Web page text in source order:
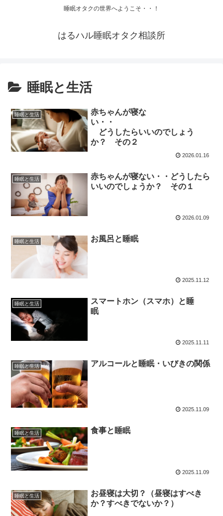
睡眠オタクの世界へようこそ・・！
はるハル睡眠オタク相談所
睡眠と生活
睡眠と生活
赤ちゃんが寝な
い・・
どうしたらいいのでしょう
か？ その２
2026.01.16
睡眠と生活
赤ちゃんが寝ない・・どうしたら
いいのでしょうか？ その１
2026.01.09
睡眠と生活 お風呂と睡眠
2025.11.12
睡眠と生活
スマートホン（スマホ）と睡
眠
2025.11.11
睡眠と生活 アルコールと睡眠・いびきの関係
2025.11.09
睡眠と生活 食事と睡眠
2025.11.09
睡眠と生活
お昼寝は大切？（昼寝はすべき
か？すべきでないか？）